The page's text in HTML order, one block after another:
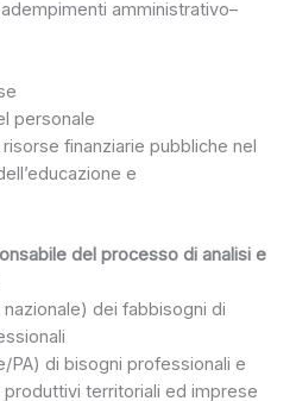
amministrativo–
personale
finanziarie pubbliche nel
e
del processo di analisi e
dei fabbisogni di
PA) di bisogni professionali e
territoriali ed imprese